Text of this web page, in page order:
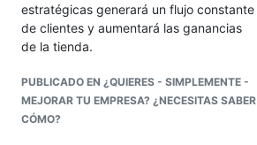
estratégicas generará un flujo constante
de clientes y aumentará las ganancias
de la tienda.
PUBLICADO EN ¿QUIERES - SIMPLEMENTE -
MEJORAR TU EMPRESA? ¿NECESITAS SABER
CÓMO?